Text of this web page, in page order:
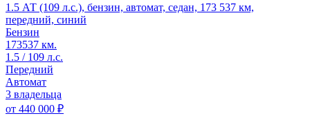
1.5 АТ (109 л.с.), бензин, автомат, седан, 173 537 км,
передний, синий
Бензин
173537 км.
1.5 / 109 л.с.
Передний
Автомат
3 владельца
от 440 000 ₽